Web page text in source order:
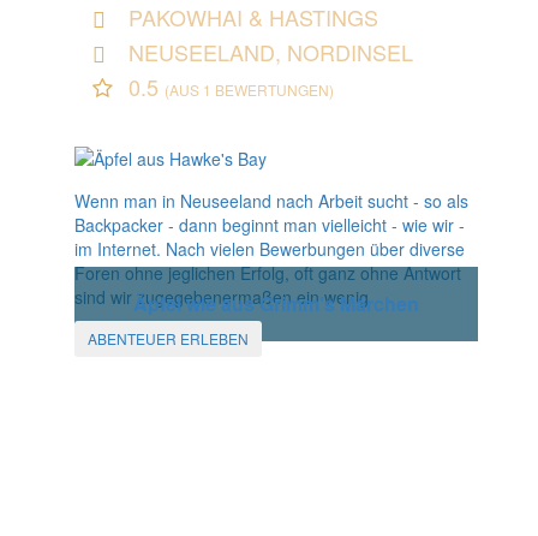
PAKOWHAI & HASTINGS
NEUSEELAND, NORDINSEL
0.5 (AUS 1 BEWERTUNGEN)
Äpfel wie aus Grimm's Märchen
Wenn man in Neuseeland nach Arbeit sucht - so als
Backpacker - dann beginnt man vielleicht - wie wir -
im Internet. Nach vielen Bewerbungen über diverse
Foren ohne jeglichen Erfolg, oft ganz ohne Antwort
sind wir zugegebenermaßen ein wenig
ABENTEUER ERLEBEN